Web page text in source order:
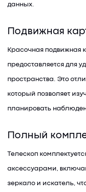
данных.
Подвижная
Красочная подвижная
предоставляется для
пространства. Это
который позволяет
планировать
Полный
Телескоп
аксессуарами,
зеркало и искатель,